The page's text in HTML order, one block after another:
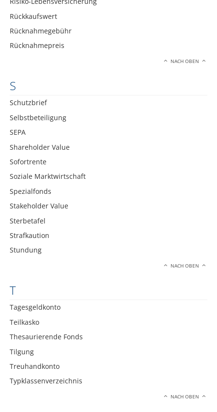
Rückkaufswert
Rücknahmegebühr
Rücknahmepreis
NACH OBEN
S
Schutzbrief
Selbstbeteiligung
SEPA
Shareholder Value
Sofortrente
Soziale Marktwirtschaft
Spezialfonds
Stakeholder Value
Sterbetafel
Strafkaution
Stundung
NACH OBEN
T
Tagesgeldkonto
Teilkasko
Thesaurierende Fonds
Tilgung
Treuhandkonto
Typklassenverzeichnis
NACH OBEN